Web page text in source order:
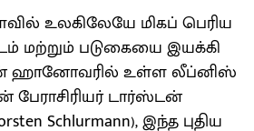
உலகிலேயே மிகப் பெரிய
மற்றும் படுகையை இயக்கி
ஹானோவரில் உள்ள லீப்னிஸ்
டார்ஸ்டன்
Schlurmann), இந்த புதிய